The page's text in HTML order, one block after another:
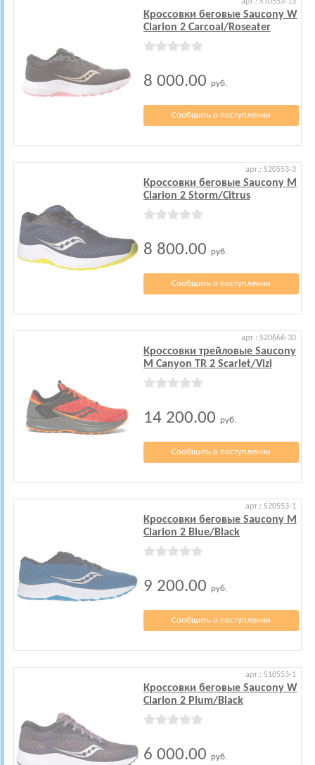
Кроссовки беговые Saucony W
Clarion 2 Carcoal/Roseater
8 000.00 руб.
Сообщить о поступлении
арт.: S20553-3
Кроссовки беговые Saucony M
Clarion 2 Storm/Citrus
8 800.00 руб.
Сообщить о поступлении
арт.: S20666-30
Кроссовки трейловые Saucony
M Canyon TR 2 Scarlet/Vizi
14 200.00 руб.
Сообщить о поступлении
арт.: S20553-1
Кроссовки беговые Saucony M
Clarion 2 Blue/Black
9 200.00 руб.
Сообщить о поступлении
арт.: S10553-1
Кроссовки беговые Saucony W
Clarion 2 Plum/Black
6 000.00 руб.